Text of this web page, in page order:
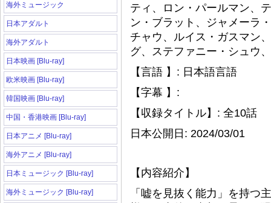
海外ミュージック
日本アダルト
海外アダルト
日本映画 [Blu-ray]
欧米映画 [Blu-ray]
韓国映画 [Blu-ray]
中国・香港映画 [Blu-ray]
日本アニメ [Blu-ray]
海外アニメ [Blu-ray]
日本ミュージック [Blu-ray]
海外ミュージック [Blu-ray]
ティ、ロン・パールマン、
ン・ブラット、ジャメーラ
チャウ、ルイス・ガスマン
グ、ステファニー・シュウ
【言語 】: 日本語言語
【字幕 】:
【収録タイトル】: 全10話
日本公開日: 2024/03/01
【内容紹介】
「嘘を見抜く能力」を持つ